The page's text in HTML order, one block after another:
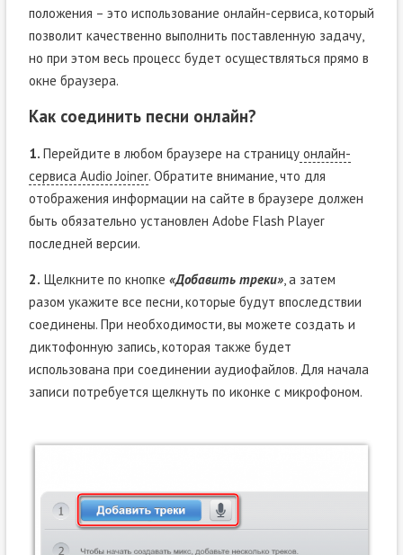
положения – это использование онлайн-сервиса, который
позволит качественно выполнить поставленную задачу,
но при этом весь процесс будет осуществляться прямо в
окне браузера.
Как соединить песни онлайн?
1. Перейдите в любом браузере на страницуонлайн-
сервиса Audio Joiner. Обратите внимание, что для
отображения информации на сайте в браузере должен
быть обязательно установлен Adobe Flash Player
последней версии.
2. Щелкните по кнопке «Добавить треки», а затем
разом укажите все песни, которые будут впоследствии
соединены. При необходимости, вы можете создать и
диктофонную запись, которая также будет
использована при соединении аудиофайлов. Для начала
записи потребуется щелкнуть по иконке с микрофоном.